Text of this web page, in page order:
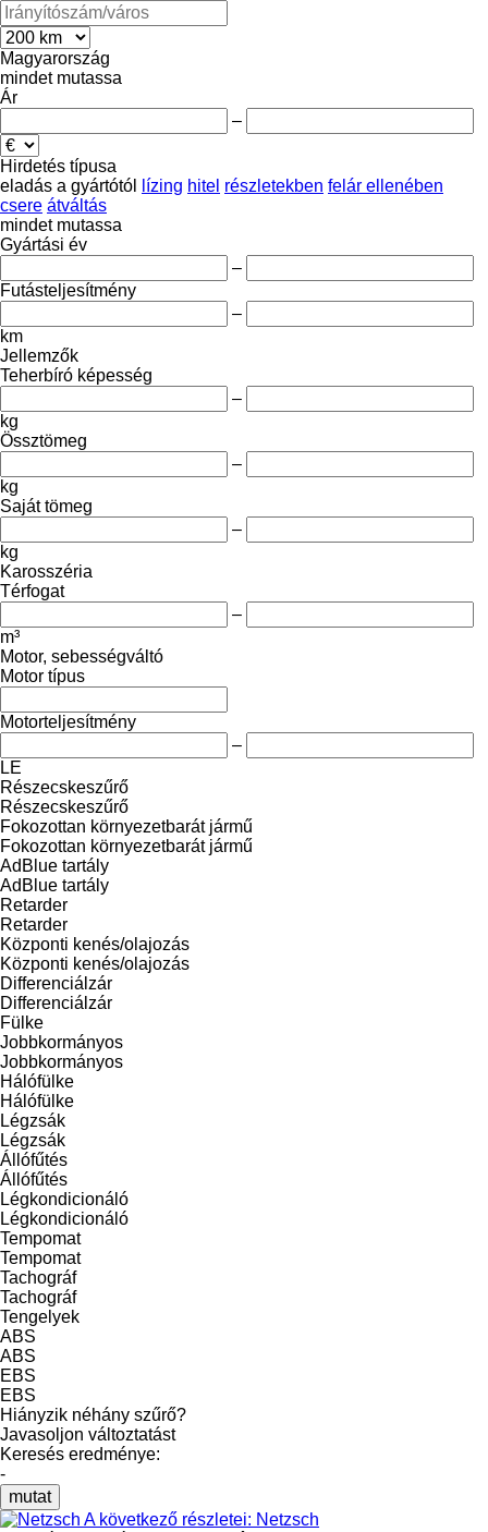
Magyarország
mindet mutassa
Ár
–
Hirdetés típusa
eladás a gyártótól lízing hitel részletekben felár ellenében
csere átváltás
mindet mutassa
Gyártási év
–
Futásteljesítmény
–
km
Jellemzők
Teherbíró képesség
–
kg
Össztömeg
–
kg
Saját tömeg
–
kg
Karosszéria
Térfogat
–
m³
Motor, sebességváltó
Motor típus
Motorteljesítmény
–
LE
Részecskeszűrő
Részecskeszűrő
Fokozottan környezetbarát jármű
Fokozottan környezetbarát jármű
AdBlue tartály
AdBlue tartály
Retarder
Retarder
Központi kenés/olajozás
Központi kenés/olajozás
Differenciálzár
Differenciálzár
Fülke
Jobbkormányos
Jobbkormányos
Hálófülke
Hálófülke
Légzsák
Légzsák
Állófűtés
Állófűtés
Légkondicionáló
Légkondicionáló
Tempomat
Tempomat
Tachográf
Tachográf
Tengelyek
ABS
ABS
EBS
EBS
Hiányzik néhány szűrő?
Javasoljon változtatást
Keresés eredménye:
-
mutat
A következő részletei: Netzsch